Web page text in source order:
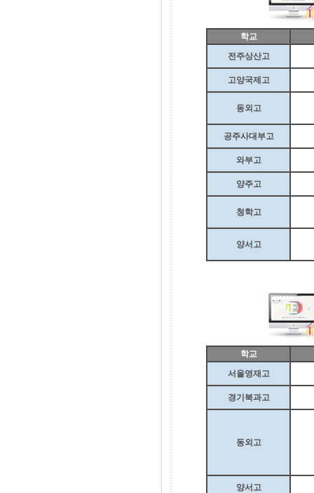
학교
전주상산고
고양국제고
동외고
공주사대부고
와부고
양주고
청학고
양서고
학교
서울영재고
경기북과고
동외고
양서고